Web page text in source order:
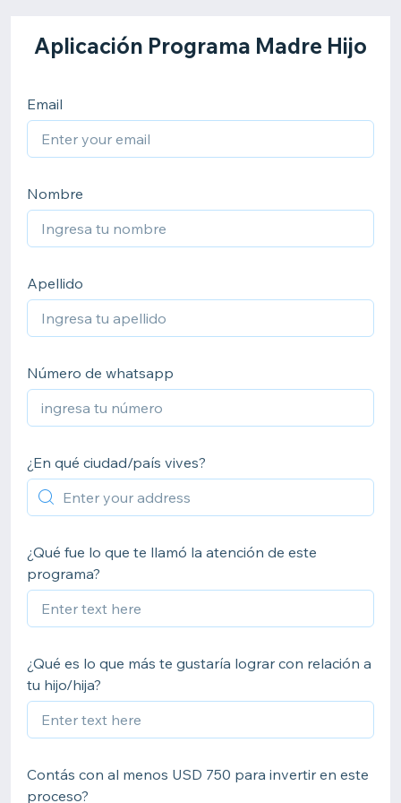
Aplicación Programa Madre Hijo
Email
Nombre
Apellido
Número de whatsapp
¿En qué ciudad/país vives?
¿Qué fue lo que te llamó la atención de este
programa?
¿Qué es lo que más te gustaría lograr con relación a
tu hijo/hija?
Contás con al menos USD 750 para invertir en este
proceso?